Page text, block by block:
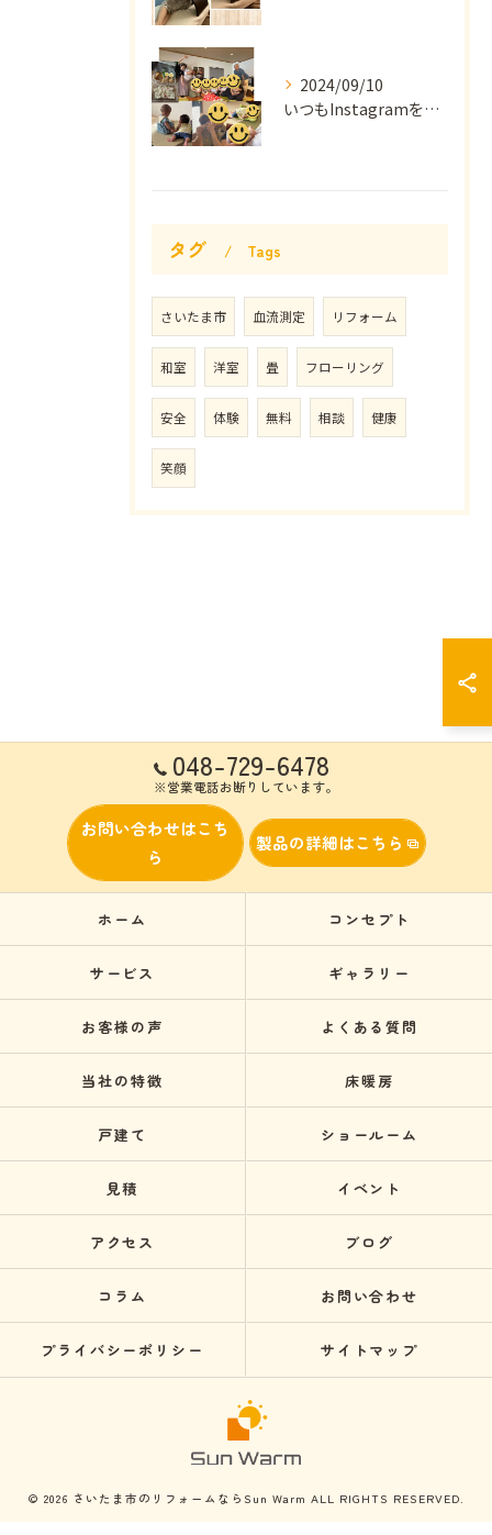
2024/09/10
いつもInstagramをご覧いただきありがとうございます(...
タグ Tags
さいたま市 血流測定 リフォーム
和室 洋室 畳 フローリング
安全 体験 無料 相談 健康
笑顔
048-729-6478
※営業電話お断りしています。
お問い合わせはこち
ら
製品の詳細はこちら
ホーム コンセプト
サービス ギャラリー
お客様の声 よくある質問
当社の特徴 床暖房
戸建て ショールーム
見積 イベント
アクセス ブログ
コラム お問い合わせ
プライバシーポリシー サイトマップ
© 2026 さいたま市のリフォームならSun Warm ALL RIGHTS RESERVED.